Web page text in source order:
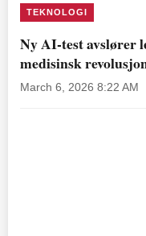
TEKNOLOGI
Ny AI-test avslører
medisinsk
March 6, 2026 8:22 AM